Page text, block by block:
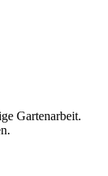
Gartenarbeit.